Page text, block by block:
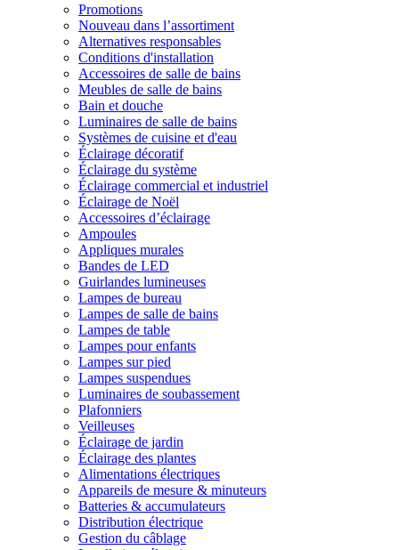
Promotions
Nouveau dans l’assortiment
Alternatives responsables
Conditions d'installation
Accessoires de salle de bains
Meubles de salle de bains
Bain et douche
Luminaires de salle de bains
Systèmes de cuisine et d'eau
Éclairage décoratif
Éclairage du système
Éclairage commercial et industriel
Éclairage de Noël
Accessoires d’éclairage
Ampoules
Appliques murales
Bandes de LED
Guirlandes lumineuses
Lampes de bureau
Lampes de salle de bains
Lampes de table
Lampes pour enfants
Lampes sur pied
Lampes suspendues
Luminaires de soubassement
Plafonniers
Veilleuses
Éclairage de jardin
Éclairage des plantes
Alimentations électriques
Appareils de mesure & minuteurs
Batteries & accumulateurs
Distribution électrique
Gestion du câblage